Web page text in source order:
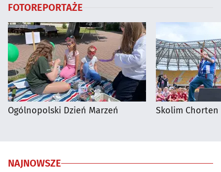
FOTOREPORTAŻE
Ogólnopolski Dzień Marzeń Skolim Chorten
NAJNOWSZE